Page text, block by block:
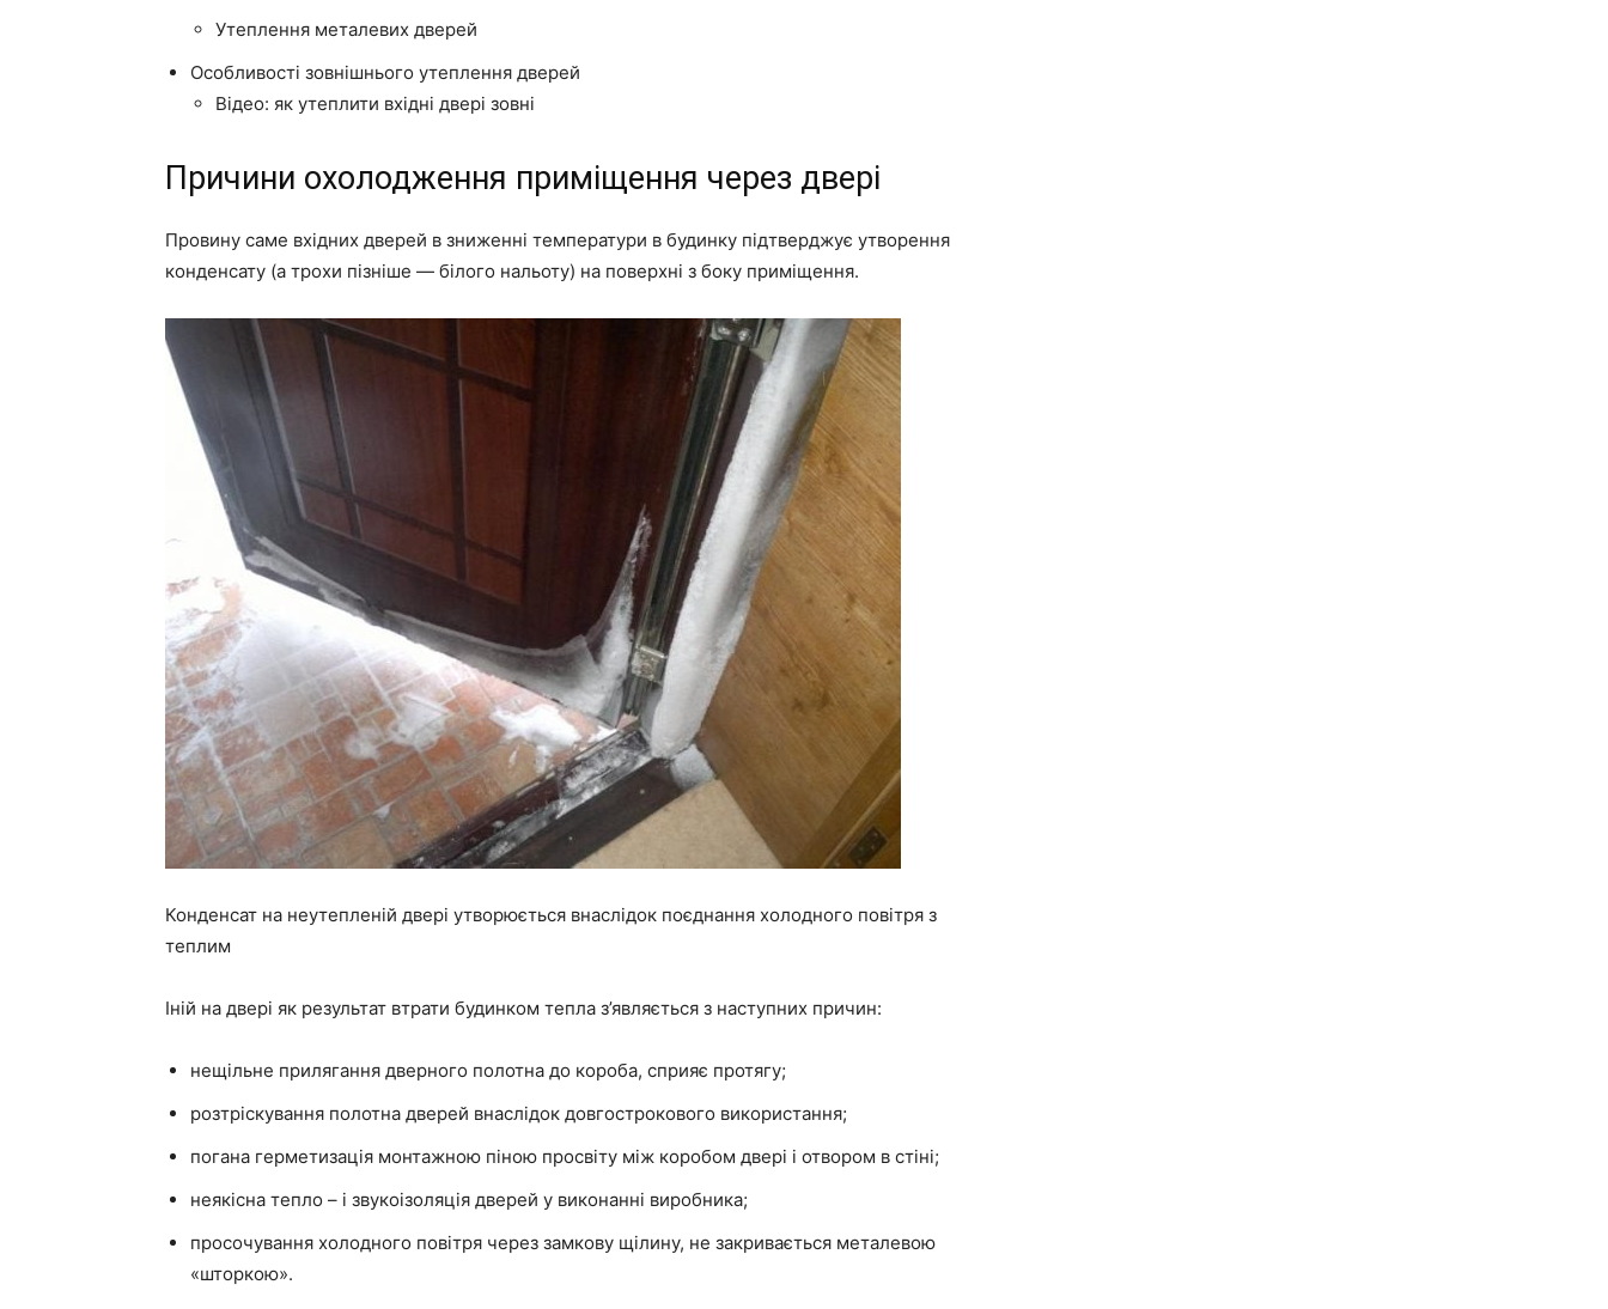
Утеплення металевих дверей
Особливості зовнішнього утеплення дверей
Відео: як утеплити вхідні двері зовні
Причини охолодження приміщення через двері
Провину саме вхідних дверей в зниженні температури в будинку підтверджує утворення
конденсату (а трохи пізніше — білого нальоту) на поверхні з боку приміщення.
Конденсат на неутепленій двері утворюється внаслідок поєднання холодного повітря з
теплим
Іній на двері як результат втрати будинком тепла з’являється з наступних причин:
нещільне прилягання дверного полотна до короба, сприяє протягу;
розтріскування полотна дверей внаслідок довгострокового використання;
погана герметизація монтажною піною просвіту між коробом двері і отвором в стіні;
неякісна тепло – і звукоізоляція дверей у виконанні виробника;
просочування холодного повітря через замкову щілину, не закривається металевою
«шторкою».